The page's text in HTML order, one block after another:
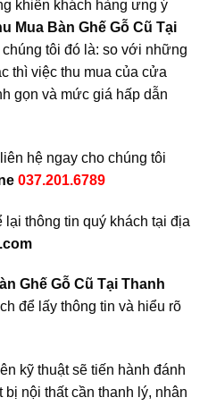
khiến khách hàng ưng ý
Mua Bàn Ghế Gỗ Cũ Tại
chúng tôi đó là: so với những
thì việc thu mua của cửa
gọn và mức giá hấp dẫn
hệ ngay cho chúng tôi
037.201.6789
lại thông tin quý khách tại địa
Ghế Gỗ Cũ Tại Thanh
để lấy thông tin và hiểu rõ
kỹ thuật sẽ tiến hành đánh
nội thất cần thanh lý, nhân